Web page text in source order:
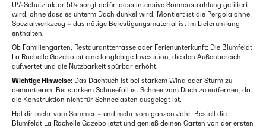
UV-Schutzfaktor 50+ sorgt dafür, dass intensive Sonnenstrahlung gefiltert
wird, ohne dass es unterm Dach dunkel wird. Montiert ist die Pergola ohne
Spezialwerkzeug – das nötige Befestigungsmaterial ist im Lieferumfang
enthalten.
Ob Familiengarten, Restaurantterrasse oder Ferienunterkunft: Die Blumfeldt
La Rochelle Gazebo ist eine langlebige Investition, die den Außenbereich
aufwertet und die Nutzbarkeit spürbar erhöht.
Wichtige Hinweise: Das Dachtuch ist bei starkem Wind oder Sturm zu
demontieren. Bei starkem Schneefall ist Schnee vom Dach zu entfernen, da
die Konstruktion nicht für Schneelasten ausgelegt ist.
Hol dir mehr vom Sommer – und mehr vom ganzen Jahr. Bestell die
Blumfeldt La Rochelle Gazebo jetzt und genieß deinen Garten von der ersten